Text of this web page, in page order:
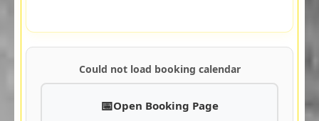
Could not load booking calendar
Open Booking Page